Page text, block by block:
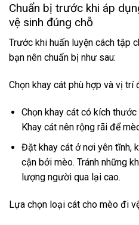
Chuẩn bị trước khi áp
vệ sinh đúng chỗ
Trước khi huấn luyện cách tập
bạn nên chuẩn bị như sau:
Chọn khay cát phù hợp và vị
Chọn khay cát có kích
Khay cát nên rộng rãi để
Đặt khay cát ở nơi yên tĩnh,
cận bởi mèo. Tránh những
lượng người qua lại cao.
Lựa chọn loại cát cho mèo đi